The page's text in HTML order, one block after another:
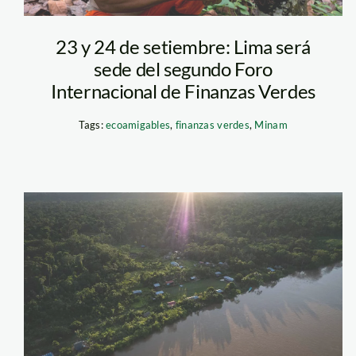
23 y 24 de setiembre: Lima será
sede del segundo Foro
Internacional de Finanzas Verdes
Tags:ecoamigables, finanzas verdes, Minam
titulacion-loreto